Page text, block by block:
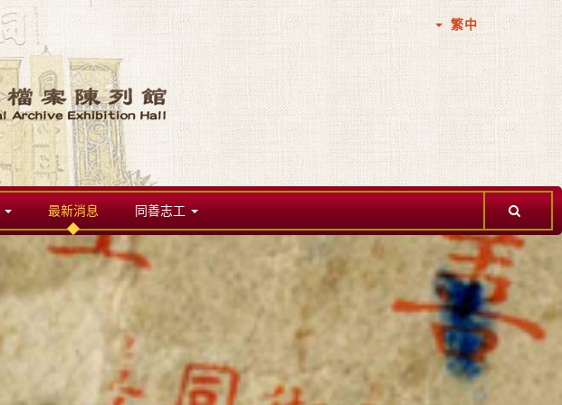
繁中
最新消息 同善志工